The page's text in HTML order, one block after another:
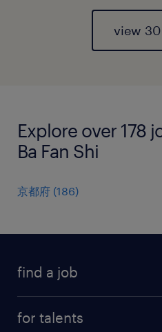
view
Explore over 178
Ba Fan Shi
京都府 (186)
find a job
for talents